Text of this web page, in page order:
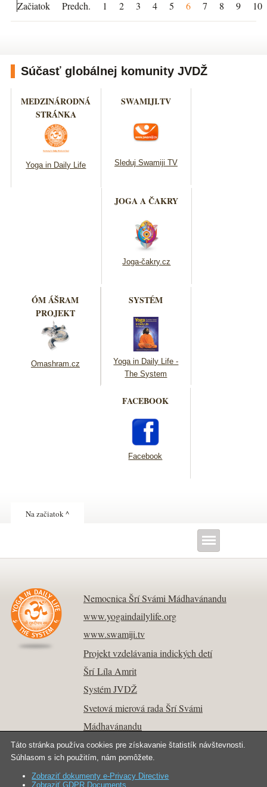
Začiatok Predch. 1 2 3 4 5 6 7 8 9 10
Súčasť globálnej komunity JVDŽ
MEDZINÁRODNÁ
STRÁNKA
Yoga in Daily Life
SWAMIJI.TV
Sleduj Swamiji TV
JOGA A ČAKRY
Joga-čakry.cz
ÓM ÁŠRAM
PROJEKT
Omashram.cz
SYSTÉM
Yoga in Daily Life -
The System
FACEBOOK
Facebook
Na začiatok ^
Nemocnica Šrí Svámi Mádhavánandu
www.yogaindailylife.org
www.swamiji.tv
Projekt vzdelávania indických detí
Šrí Líla Amrit
Systém JVDŽ
Svetová mierová rada Šrí Svámi
Mádhavánandu
Copyright © 2026 Joga v dennom živote.
Táto stránka používa cookies pre získavanie štatistík návštevnosti.
Súhlasom s ich použitím, nám pomôžete.
Zobraziť dokumenty e-Privacy Directive
Zobraziť GDPR Documents